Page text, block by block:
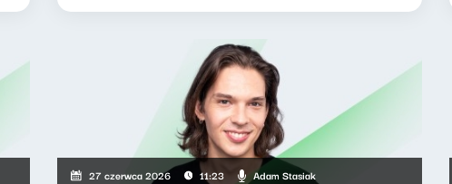
27 czerwca 2026 11:23 Adam Stasiak